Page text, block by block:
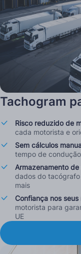
Tachogram
Risco reduzido de
cada motorista e
Sem cálculos
tempo de
Armazenamento
dados do
mais
Confiança nos
motorista para
UE